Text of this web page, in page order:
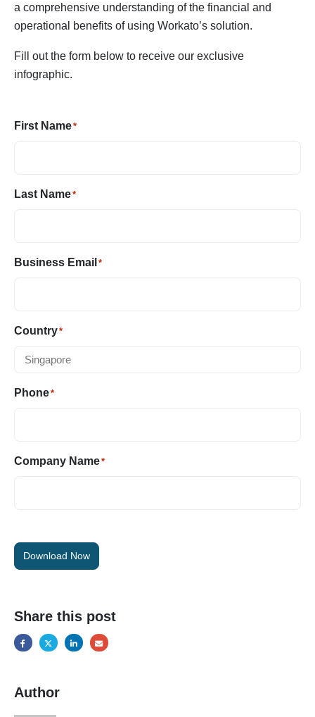
a comprehensive understanding of the financial and
operational benefits of using Workato’s solution.
Fill out the form below to receive our exclusive
infographic.
First Name*
Last Name*
Business Email *
Country*
Phone*
Company Name*
Download Now
Share this post
Author